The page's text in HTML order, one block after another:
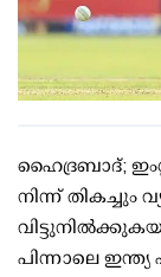
ഹൈദ്രബാദ്;
നിന്ന് തികച്ചും
പിന്നാലെ